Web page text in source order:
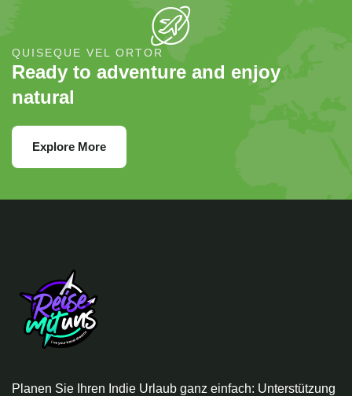
QUISEQUE VEL ORTOR
Ready to adventure and enjoy
natural
Explore More
Planen Sie Ihren Indie Urlaub ganz einfach: Unterstützung